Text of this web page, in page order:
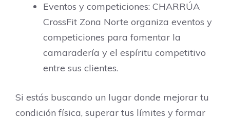
Eventos y competiciones: CHARRÚA
CrossFit Zona Norte organiza eventos y
competiciones para fomentar la
camaradería y el espíritu competitivo
entre sus clientes.
Si estás buscando un lugar donde mejorar tu
condición física, superar tus límites y formar